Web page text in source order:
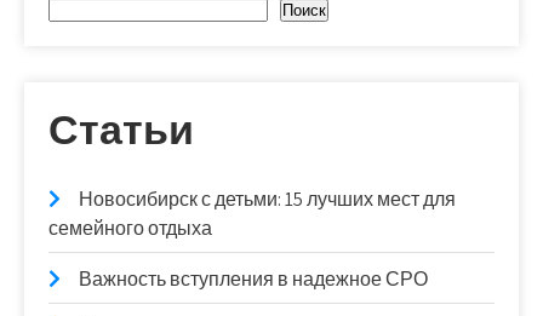
Поиск
Статьи
Новосибирск с детьми: 15 лучших мест для
семейного отдыха
Важность вступления в надежное СРО